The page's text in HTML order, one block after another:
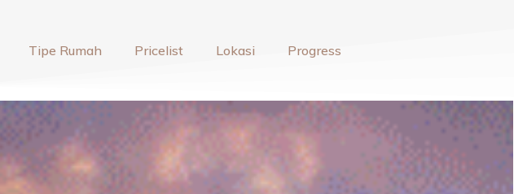
Tipe Rumah Pricelist Lokasi Progress